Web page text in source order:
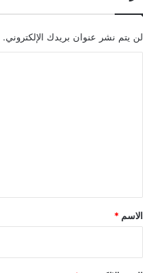
لن يتم نشر عنوان بريدك الإلكتروني.
*
الاسم *